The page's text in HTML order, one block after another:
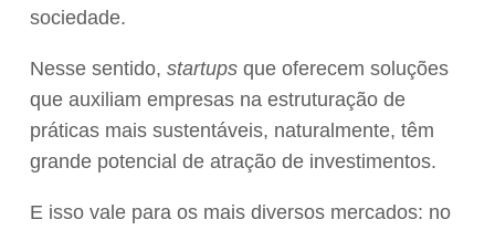
sociedade.
Nesse sentido, startups que oferecem soluções
que auxiliam empresas na estruturação de
práticas mais sustentáveis, naturalmente, têm
grande potencial de atração de investimentos.
E isso vale para os mais diversos mercados: no